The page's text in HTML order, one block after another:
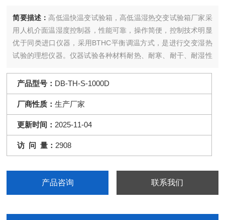
简要描述： 高低温快温变试验箱，高低温湿热交变试验箱厂家采
用人机介面温湿度控制器，性能可靠，操作简便，控制技术明显
优于同类进口仪器，采用BTHC平衡调温方式，是进行交变湿热
试验的理想仪器。仪器试验各种材料耐热、耐寒、耐干、耐湿性
用。
产品型号： DB-TH-S-1000D
厂商性质：生产厂家
更新时间： 2025-11-04
访 问 量： 2908
产品咨询 联系我们